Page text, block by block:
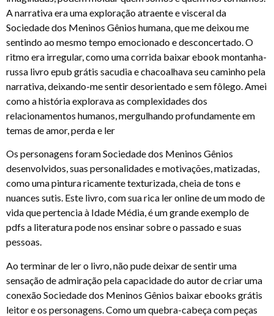
A narrativa era uma exploração atraente e visceral da
Sociedade dos Meninos Gênios humana, que me deixou me
sentindo ao mesmo tempo emocionado e desconcertado. O
ritmo era irregular, como uma corrida baixar ebook montanha-
russa livro epub grátis sacudia e chacoalhava seu caminho pela
narrativa, deixando-me sentir desorientado e sem fôlego. Amei
como a história explorava as complexidades dos
relacionamentos humanos, mergulhando profundamente em
temas de amor, perda e ler
Os personagens foram Sociedade dos Meninos Gênios
desenvolvidos, suas personalidades e motivações, matizadas,
como uma pintura ricamente texturizada, cheia de tons e
nuances sutis. Este livro, com sua rica ler online de um modo de
vida que pertencia à Idade Média, é um grande exemplo de
pdfs a literatura pode nos ensinar sobre o passado e suas
pessoas.
Ao terminar de ler o livro, não pude deixar de sentir uma
sensação de admiração pela capacidade do autor de criar uma
conexão Sociedade dos Meninos Gênios baixar ebooks grátis
leitor e os personagens. Como um quebra-cabeça com peças